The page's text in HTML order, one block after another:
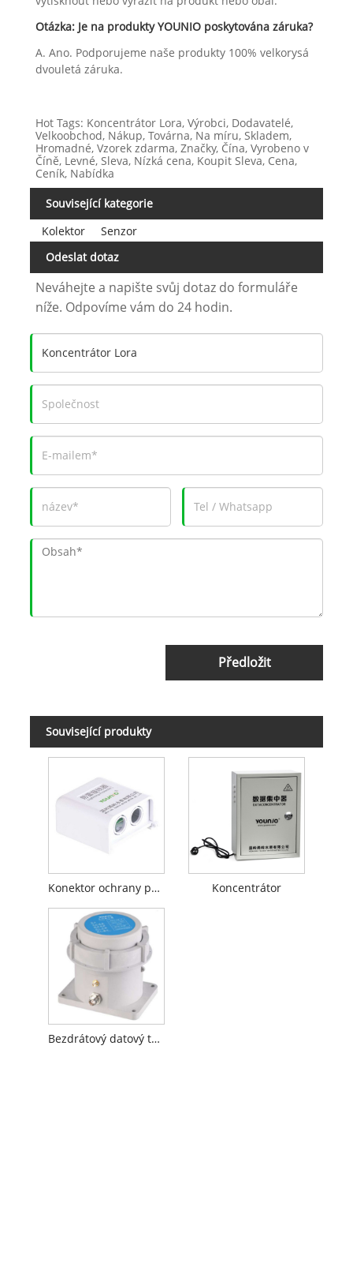
Otázka: Je na produkty YOUNIO poskytována záruka?
A. Ano. Podporujeme naše produkty 100% velkorysá
dvouletá záruka.
Hot Tags: Koncentrátor Lora, Výrobci, Dodavatelé,
Velkoobchod, Nákup, Továrna, Na míru, Skladem,
Hromadné, Vzorek zdarma, Značky, Čína, Vyrobeno v
Číně, Levné, Sleva, Nízká cena, Koupit Sleva, Cena,
Ceník, Nabídka
Související kategorie
Kolektor
Senzor
Odeslat dotaz
Neváhejte a napište svůj dotaz do formuláře
níže. Odpovíme vám do 24 hodin.
Předložit
Související produkty
Konektor ochrany před bleskem Koncentrátor
Bezdrátový datový terminál